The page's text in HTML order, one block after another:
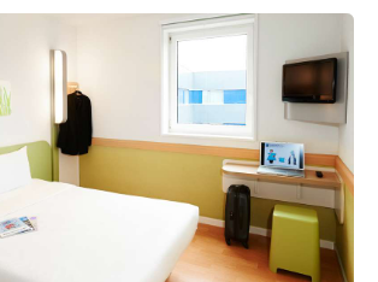
راجع التفاصيل